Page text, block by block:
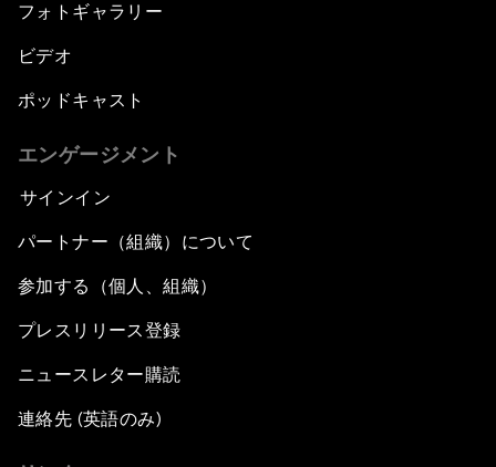
フォトギャラリー
ビデオ
ポッドキャスト
エンゲージメント
サインイン
パートナー（組織）について
参加する（個人、組織）
プレスリリース登録
ニュースレター購読
連絡先 (英語のみ)